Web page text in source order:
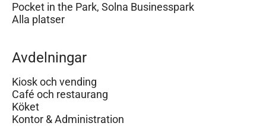
Pocket in the Park, Solna Businesspark
Alla platser
Avdelningar
Kiosk och vending
Café och restaurang
Köket
Kontor & Administration